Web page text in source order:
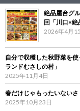
絶品屋台グ
回「川口×
2026年4月
自分で収穫した秋野菜を
ランドむさしの村」
2025年11月4日
春だけじゃもったいない
2025年10月23日